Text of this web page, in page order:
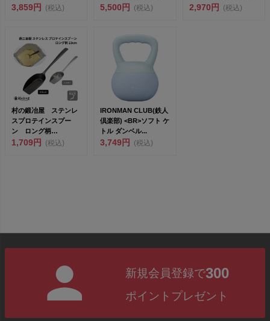
3,859円 (税込)
柄 カラビナ付【燕
5,500円 (税込)
USB-C...
2,970円 (税込)
村の鍛冶屋 ステンレ
スプロテインスプー
ン ロング柄
23cm<br>金属洋...
1,709円 (税込)
IRONMAN CLUB(鉄人
倶楽部) <BR>ソフト ケ
トル ダンベル...
3,749円 (税込)
新規会員登録で300
ポイントプレゼント